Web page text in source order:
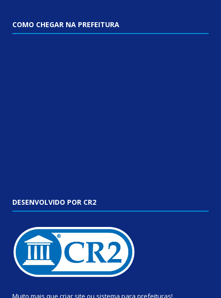
COMO CHEGAR NA PREFEITURA
DESENVOLVIDO POR CR2
Muito mais que criar site ou sistema para prefeituras!